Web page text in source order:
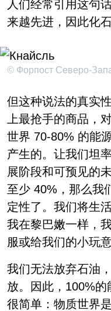
人们经常引用这句
来越先进，因此化
© Форпост Северо-
但这种说法的真实
上最抢手的商品，
世界 70-80% 的能
产生的。让我们坦
展阶段和可预见的
至少 40%，那么我
定性了。我们将生
我在黎巴嫩一样，
服或给我们的小玩
我们无法放弃石油
放。因此，100%
很简单：物质世界